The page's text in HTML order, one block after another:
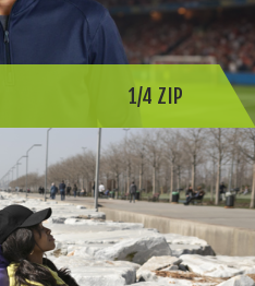
1/4 ZIP